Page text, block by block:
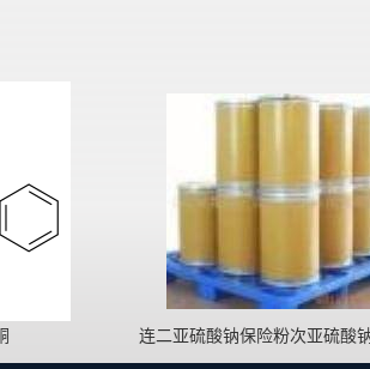
连二亚硫酸钠保险粉次亚硫酸